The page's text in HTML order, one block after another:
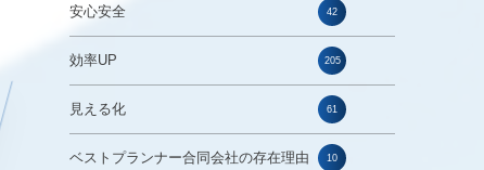
安心安全 42
効率UP 205
見える化 61
ベストプランナー合同会社の存在理由 10